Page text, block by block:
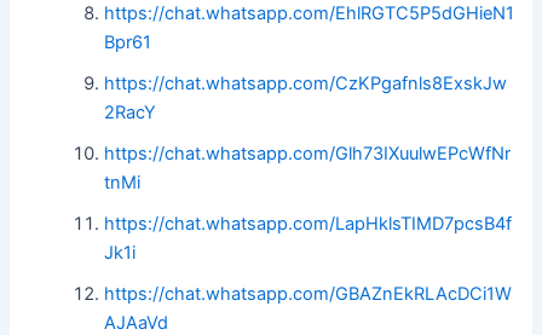
https://chat.whatsapp.com/EhlRGTC5P5dGHieN1
Bpr61
https://chat.whatsapp.com/CzKPgafnls8ExskJw
2RacY
https://chat.whatsapp.com/Glh73IXuulwEPcWfNr
tnMi
https://chat.whatsapp.com/LapHklsTIMD7pcsB4f
Jk1i
https://chat.whatsapp.com/GBAZnEkRLAcDCi1W
AJAaVd